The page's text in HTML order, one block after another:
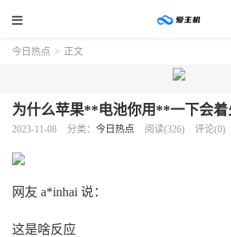
今日热点 > 正文
为什么苹果**电池你用**一下会着
2023-11-08 分类： 今日热点 阅读(326) 评论(0)
网友 a*inhai 说：
这是啥反应